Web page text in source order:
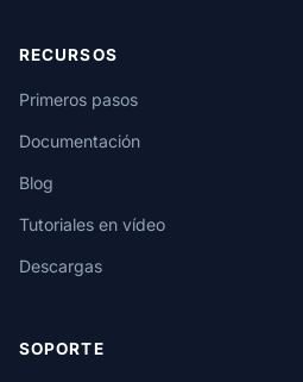
RECURSOS
Primeros pasos
Documentación
Blog
Tutoriales en vídeo
Descargas
SOPORTE